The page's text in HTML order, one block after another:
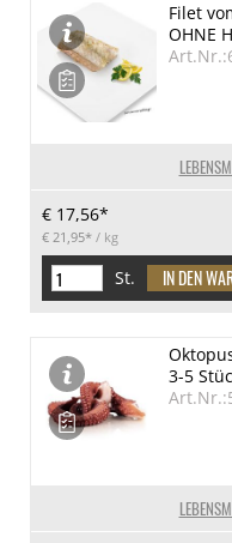
Filet
OHNE
€ 17,56*
€ 21,95* / kg
St.
3-5